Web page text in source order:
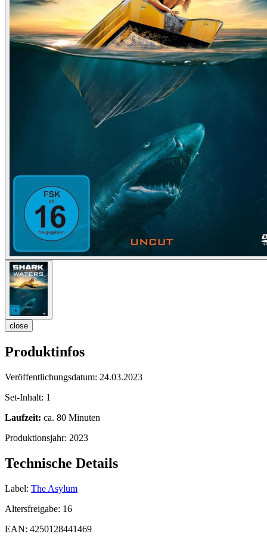
close
Produktinfos
Veröffentlichungsdatum: 24.03.2023
Set-Inhalt: 1
Laufzeit: ca. 80 Minuten
Produktionsjahr: 2023
Technische Details
Label: The Asylum
Altersfreigabe: 16
EAN: 4250128441469